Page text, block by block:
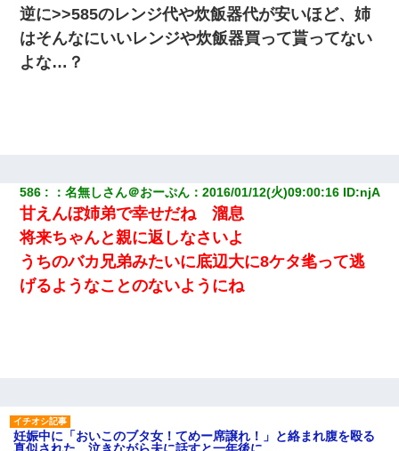
逆に>>585のレンジ代や炊飯器代が安いほど、姉
はそんなにいいレンジや炊飯器買って貰ってない
よな…？
586 ：名無しさん＠おーぷん ：2016/01/12(火)09:00:16 ID:njA
甘えんぼ姉弟で幸せだね 溜息
将来ちゃんと親に返しなさいよ
うちのバカ兄弟みたいに底辺大に8ケタ毟って逃
げるようなことのないようにね
妊娠中に「おいこのブタ女！てめー席譲れ！」と絡まれ腹を殴る
真似された。泣きながら夫に話すと一年後に…